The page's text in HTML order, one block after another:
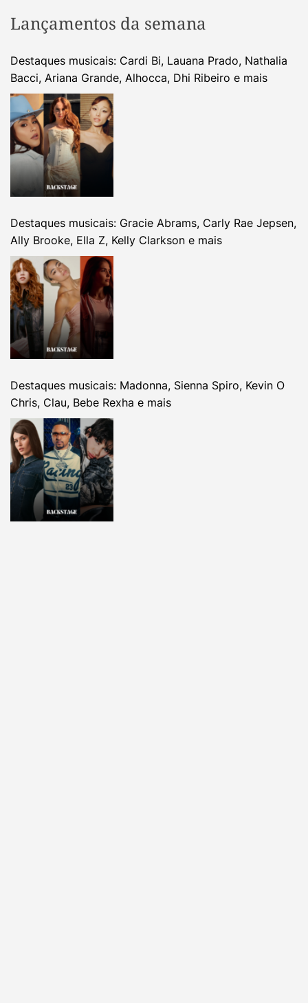
Lançamentos da semana
Destaques musicais: Cardi Bi, Lauana Prado, Nathalia
Bacci, Ariana Grande, Alhocca, Dhi Ribeiro e mais
Destaques musicais: Gracie Abrams, Carly Rae Jepsen,
Ally Brooke, Ella Z, Kelly Clarkson e mais
Destaques musicais: Madonna, Sienna Spiro, Kevin O
Chris, Clau, Bebe Rexha e mais